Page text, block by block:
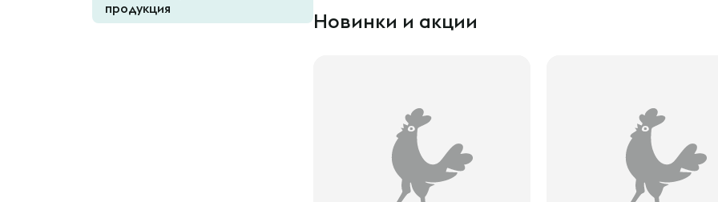
продукция
Новинки и акции